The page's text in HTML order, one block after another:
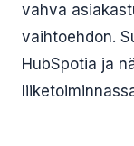
vahva
vaihtoehdon.
HubSpotia ja